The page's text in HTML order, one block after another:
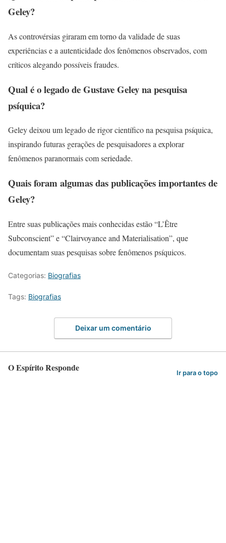
Geley?
As controvérsias giraram em torno da validade de suas
experiências e a autenticidade dos fenômenos observados, com
críticos alegando possíveis fraudes.
Qual é o legado de Gustave Geley na pesquisa
psíquica?
Geley deixou um legado de rigor científico na pesquisa psíquica,
inspirando futuras gerações de pesquisadores a explorar
fenômenos paranormais com seriedade.
Quais foram algumas das publicações importantes de
Geley?
Entre suas publicações mais conhecidas estão “L’Être
Subconscient” e “Clairvoyance and Materialisation”, que
documentam suas pesquisas sobre fenômenos psíquicos.
Categorias: Biografias
Tags: Biografias
Deixar um comentário
O Espírito Responde Ir para o topo